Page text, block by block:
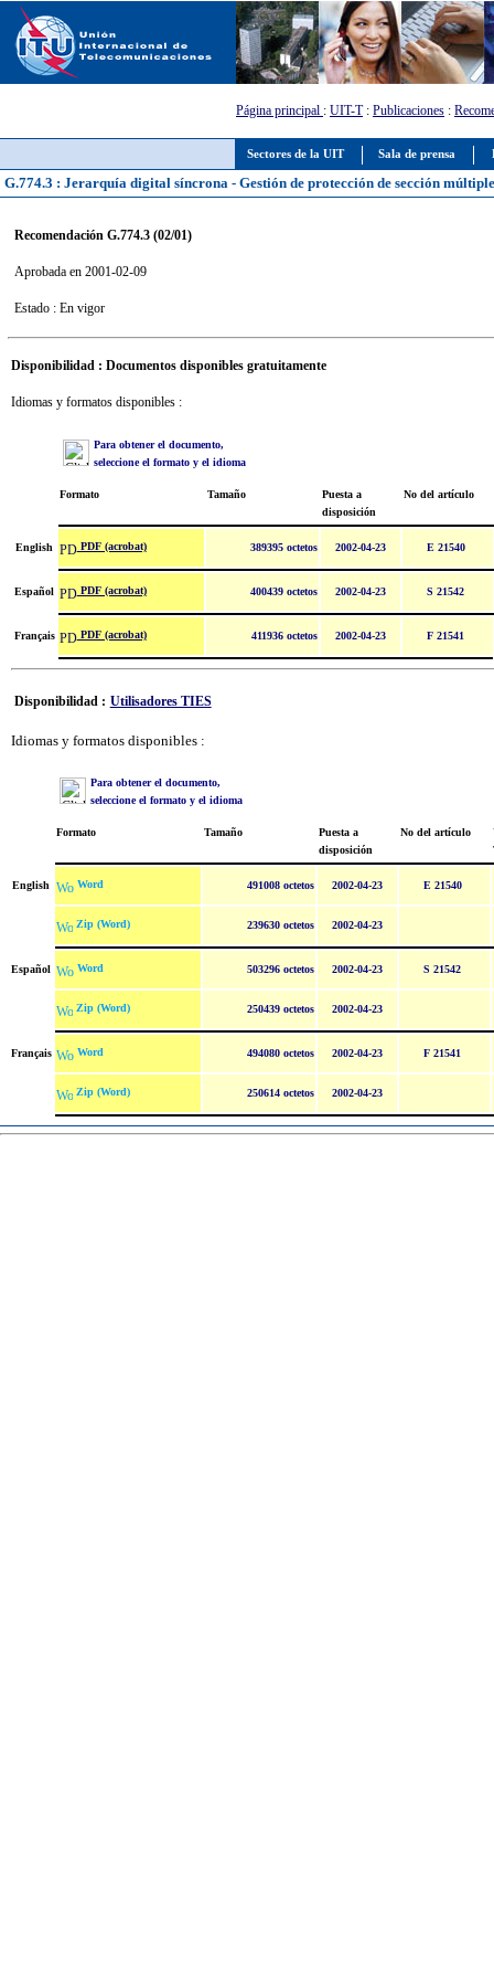
Sectores de la UIT Sala de prensa
Página principal : UIT-T: Publicaciones :
G.774.3 : Jerarquía digital síncrona - Gestión de protección de sección
Recomendación G.774.3 (02/01)
Aprobada en 2001-02-09
Estado : En vigor
Disponibilidad : Documentos disponibles gratuitamente
Idiomas y formatos disponibles :
Para obtener el documento,
seleccione el formato y el idioma
Formato Tamaño
Puesta a
disposición
No del artículo
English PDF (acrobat) 389395 octetos 2002-04-23 E 21540
Español PDF (acrobat) 400439 octetos 2002-04-23 S 21542
Français PDF (acrobat) 411936 octetos 2002-04-23 F 21541
Disponibilidad : Utilisadores TIES
Idiomas y formatos disponibles :
Para obtener el documento,
seleccione el formato y el idioma
Formato Tamaño
Puesta a
disposición
No del artículo
English Word 491008 octetos 2002-04-23 E 21540
Zip (Word) 239630 octetos 2002-04-23
Español Word 503296 octetos 2002-04-23 S 21542
Zip (Word) 250439 octetos 2002-04-23
Français Word 494080 octetos 2002-04-23 F 21541
Zip (Word) 250614 octetos 2002-04-23